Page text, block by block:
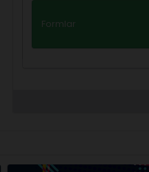
Formlar